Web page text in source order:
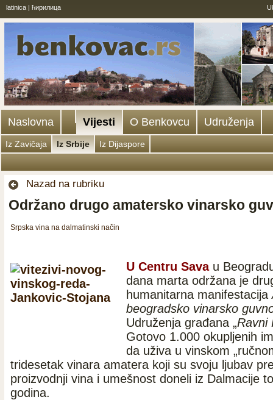
latinica | ћирилица
Naslovna Vijesti O Benkovcu Udruženja
Iz Zavičaja Iz Srbije Iz Dijaspore
Nazad na rubriku
Održano drugo amatersko vinarsko
Srpska vina na dalmatinski način
U Centru Sava u
dana marta održana je
humanitarna manifestacija
beogradsko vinarsko
Udruženja građana „Ravni
Gotovo 1.000 okupljenih
da uživa u vinskom
tridesetak vinara amatera koji su svoju ljubav
proizvodnji vina i umešnost doneli iz Dalmacije
godina.